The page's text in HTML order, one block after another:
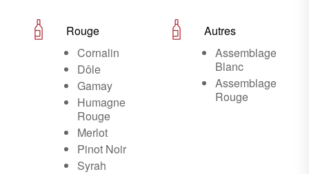
Rouge
Cornalin
Dôle
Gamay
Humagne
Rouge
Merlot
Pinot Noir
Syrah
Autres
Assemblage
Blanc
Assemblage
Rouge